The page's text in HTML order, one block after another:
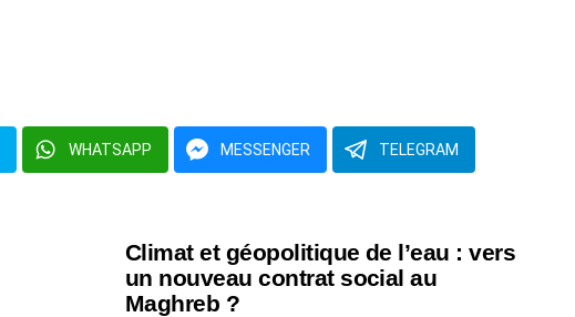
WHATSAPP MESSENGER TELEGRAM
Climat et géopolitique de l’eau : vers
un nouveau contrat social au
Maghreb ?